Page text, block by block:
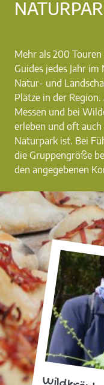
Mehr als 200
Guides jedes Jahr
Natur- und
Plätze in der
Messen und bei
erleben und oft
Naturpark ist. Bei
die Gruppengröße
den angegebenen